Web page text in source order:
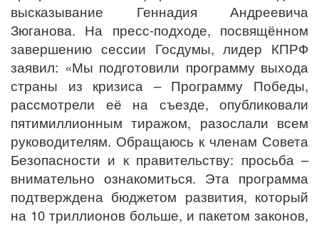
высказывание Геннадия Андреевича
Зюганова. На пресс-подходе, посвящённом
завершению сессии Госдумы, лидер КПРФ
заявил: «Мы подготовили программу выхода
страны из кризиса – Программу Победы,
рассмотрели её на съезде, опубликовали
пятимиллионным тиражом, разослали всем
руководителям. Обращаюсь к членам Совета
Безопасности и к правительству: просьба –
внимательно ознакомиться. Эта программа
подтверждена бюджетом развития, который
на 10 триллионов больше, и пакетом законов,